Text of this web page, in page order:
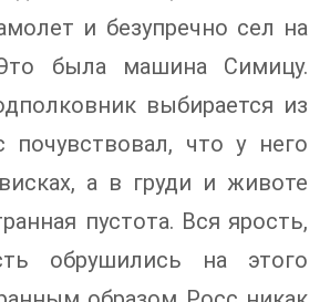
и безупречно сел на
была машина Симицу.
выбирается из
почувствовал, что у него
а в груди и животе
пустота. Вся ярость,
обрушились на этого